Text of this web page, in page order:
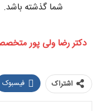
شما گذشته باشد.
دکتر رضا ولی پور
اشتراک فیسبوک